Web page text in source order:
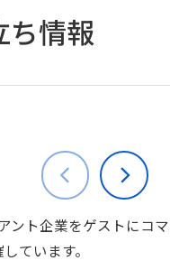
ち情報
ント企業をゲストにコマ
ています。